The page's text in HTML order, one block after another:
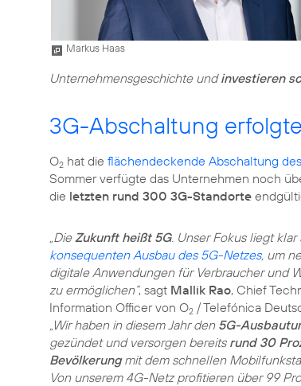
Markus Haas
Unternehmensgeschichte undinvestieren
3G-Abschaltung
O2 hat die flächendeckende Abschaltung
Sommer verfügte das Unternehmen noch
die letzten rund 300 3G-Standorte
„DieZukunft heißt 5G. Unser Fokus liegt klar
konsequenten Ausbau des 5G-Netzes, um
digitale Anwendungen für Verbraucher und
zu ermöglichen“, sagt Mallik Rao, Chief
Information Officer von O2 / Telefónica
„Wir haben in diesem Jahr den 5G-
gezündet und versorgen bereits rund 30
Bevölkerungmit dem schnellen
Von unserem 4G-Netz profitieren über 99